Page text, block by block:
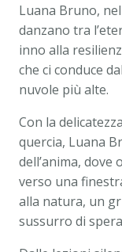
Luana Bruno,
danzano tra
inno alla
che ci conduce
nuvole più alte.
Con la
quercia, Luana
dell’anima,
verso una
alla natura, un
sussurro di